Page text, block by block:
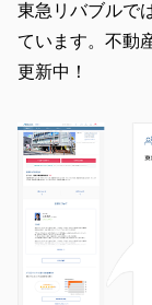
東急リバブルで
ています。不動
更新中！